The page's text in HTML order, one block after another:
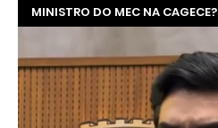
MINISTRO DO MEC NA CAGECE?